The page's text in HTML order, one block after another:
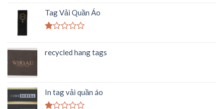
hạng
1.00
5
Tag Vải Quần Áo
hạng
recycled hang tags
In tag vải quần áo